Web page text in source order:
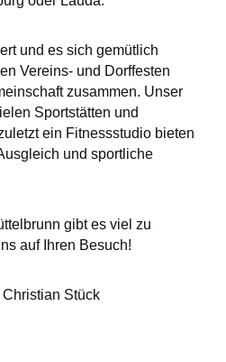
und es sich gemütlich
Vereins- und Dorffesten
zusammen. Unser
Sportstätten und
ein Fitnessstudio bieten
und sportliche
gibt es viel zu
auf Ihren Besuch!
Christian Stück